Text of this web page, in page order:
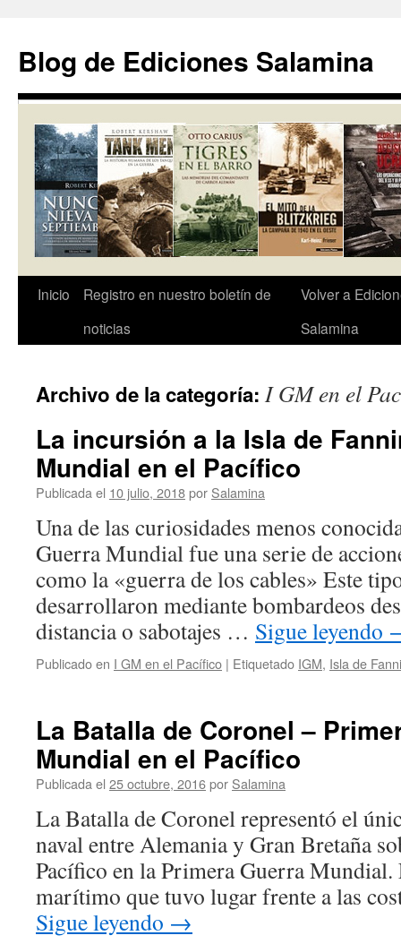
contenido
Blog de Ediciones Salamina
Inicio
Registro en nuestro boletín de
noticias
Volver a
Salamina
Archivo de la categoría: I GM en el
La incursión a la Isla de
Mundial en el Pacífico
Publicada el 10 julio, 2018por Salamina
Una de las curiosidades menos
Guerra Mundial fue una serie de
como la «guerra de los cables» Este
desarrollaron mediante bombardeos
distancia o sabotajes … Sigue leyendo
Publicado en I GM en el Pacífico | Etiquetado IGM, Isla de
La Batalla de Coronel –
Mundial en el Pacífico
Publicada el 25 octubre, 2016por Salamina
La Batalla de Coronel representó el
naval entre Alemania y Gran Bretaña
Pacífico en la Primera Guerra
marítimo que tuvo lugar frente a las
Sigue leyendo →